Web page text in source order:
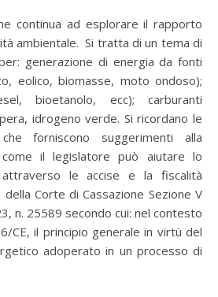
ambientale. Si tratta di un tema di
generazione di energia da fonti
eolico, biomasse, moto ondoso);
bioetanolo, ecc); carburanti
idrogeno verde. Si ricordano le
forniscono suggerimenti alla
come il legislatore può aiutare lo
attraverso le accise e la fiscalità
Corte di Cassazione Sezione V
n. 25589 secondo cui: nel contesto
CE, il principio generale in virtù del
adoperato in un processo di